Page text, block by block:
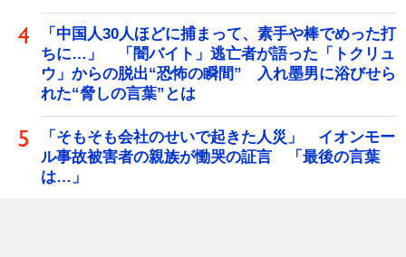
「中国人30人ほどに捕まって、素手や棒でめった打
ちに…」 「闇バイト」逃亡者が語った「トクリュ
ウ」からの脱出“恐怖の瞬間” 入れ墨男に浴びせら
れた“脅しの言葉”とは
「そもそも会社のせいで起きた人災」 イオンモー
ル事故被害者の親族が慟哭の証言 「最後の言葉
は…」